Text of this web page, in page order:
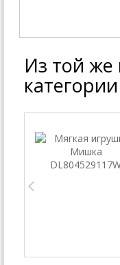
Из той же
категории